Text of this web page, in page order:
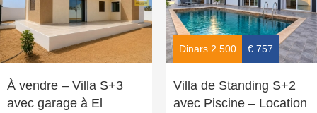
À vendre – Villa S+3
avec garage à El
Dinars 2 500 € 757
Villa de Standing S+2
avec Piscine – Location